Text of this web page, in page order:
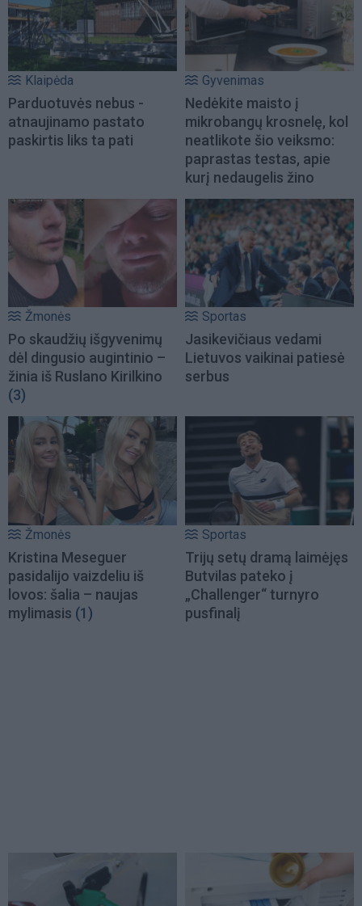
Klaipėda
Parduotuvės nebus -
atnaujinamo pastato
paskirtis liks ta pati
Gyvenimas
Nedėkite maisto į
mikrobangų krosnelę, kol
neatlikote šio veiksmo:
paprastas testas, apie
kurį nedaugelis žino
Žmonės
Po skaudžių išgyvenimų
dėl dingusio augintinio –
žinia iš Ruslano Kirilkino
(3)
Sportas
Jasikevičiaus vedami
Lietuvos vaikinai patiesė
serbus
Žmonės
Kristina Meseguer
pasidalijo vaizdeliu iš
lovos: šalia – naujas
mylimasis (1)
Sportas
Trijų setų dramą laimėjęs
Butvilas pateko į
„Challenger“ turnyro
pusfinalį